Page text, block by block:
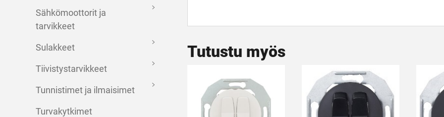
Sähkömoottorit ja
tarvikkeet
Sulakkeet
Tiivistystarvikkeet
Tunnistimet ja ilmaisimet
Turvakytkimet
Tutustu myös